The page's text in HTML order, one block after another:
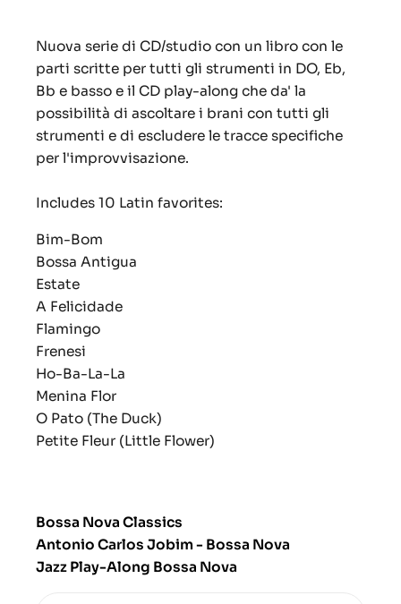
Nuova serie di CD/studio con un libro con le
parti scritte per tutti gli strumenti in DO, Eb,
Bb e basso e il CD play-along che da' la
possibilità di ascoltare i brani con tutti gli
strumenti e di escludere le tracce specifiche
per l'improvvisazione.
Includes 10 Latin favorites:
Bim-Bom
Bossa Antigua
Estate
A Felicidade
Flamingo
Frenesi
Ho-Ba-La-La
Menina Flor
O Pato (The Duck)
Petite Fleur (Little Flower)
Bossa Nova Classics
Antonio Carlos Jobim - Bossa Nova
Jazz Play-Along Bossa Nova